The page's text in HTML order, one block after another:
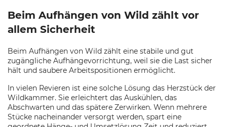
Beim Aufhängen von Wild zählt vor
allem Sicherheit
Beim Aufhängen von Wild zählt eine stabile und gut
zugängliche Aufhängevorrichtung, weil sie die Last sicher
hält und saubere Arbeitspositionen ermöglicht.
In vielen Revieren ist eine solche Lösung das Herzstück der
Wildkammer. Sie erleichtert das Auskühlen, das
Abschwarten und das spätere Zerwirken. Wenn mehrere
Stücke nacheinander versorgt werden, spart eine